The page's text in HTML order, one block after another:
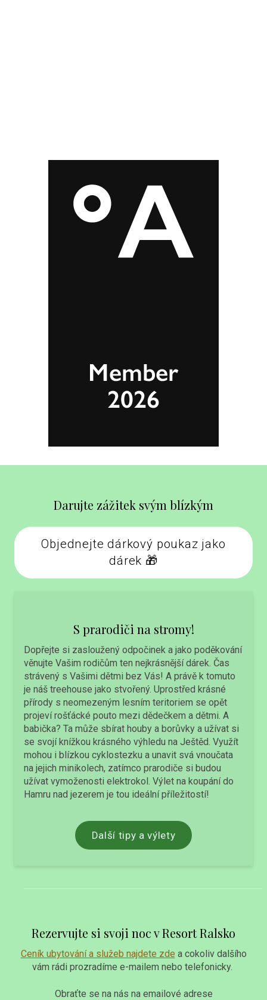
Darujte zážitek svým blízkým
Objednejte dárkový poukaz jako
dárek 🎁
S prarodiči na stromy!
Dopřejte si zasloužený odpočinek a jako poděkování
věnujte Vašim rodičům ten nejkrásnější dárek. Čas
strávený s Vašimi dětmi bez Vás! A právě k tomuto
je náš treehouse jako stvořený. Uprostřed krásné
přírody s neomezeným lesním teritoriem se opět
projeví rošťácké pouto mezi dědečkem a dětmi. A
babička? Ta může sbírat houby a borůvky a užívat si
se svojí knížkou krásného výhledu na Ještěd. Využít
mohou i blízkou cyklostezku a unavit svá vnoučata
na jejich minikolech, zatímco prarodiče si budou
užívat vymoženosti elektrokol. Výlet na koupání do
Hamru nad jezerem je tou ideální příležitostí!
Další tipy a výlety
Rezervujte si svoji noc v Resort Ralsko
Ceník ubytování a služeb najdete zde a cokoliv dalšího
vám rádi prozradíme e-mailem nebo telefonicky.
Obraťte se na nás na emailové adrese